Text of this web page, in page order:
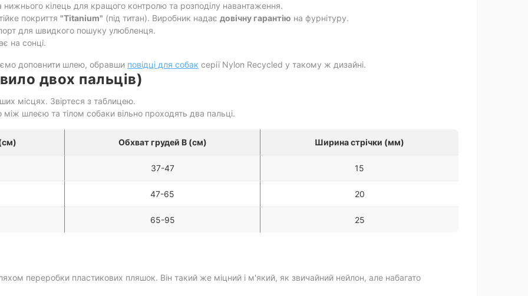
нижнього кілець для кращого контролю та розподілу навантаження.
покриття "Titanium" (під титан). Виробник надає довічну гарантію на фурнітуру.
для швидкого пошуку улюбленця.
на сонці.
доповнити шлею, обравши повідці для собак серії Nylon Recycled у такому ж дизайні.
двох пальців)
місцях. Звіртеся з таблицею.
шлеєю та тілом собаки вільно проходять два пальці.
Обхват грудей В (см) Ширина стрічки (мм)
37-47 15
47-65 20
65-95 25
переробки пластикових пляшок. Він такий же міцний і м'який, як звичайний нейлон, але набагато